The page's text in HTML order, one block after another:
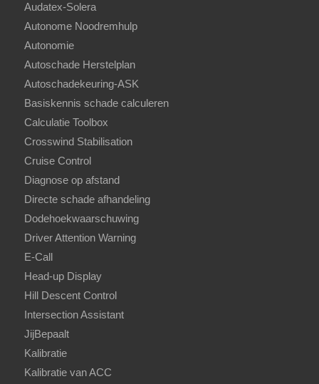
Audatex-Solera
Autonome Noodremhulp
Autonomie
Autoschade Herstelplan
Autoschadekeuring-ASK
Basiskennis schade calculeren
Calculatie Toolbox
Crosswind Stabilisation
Cruise Control
Diagnose op afstand
Directe schade afhandeling
Dodehoekwaarschuwing
Driver Attention Warning
E-Call
Head-up Display
Hill Descent Control
Intersection Assistant
JijBepaalt
Kalibratie
Kalibratie van ACC